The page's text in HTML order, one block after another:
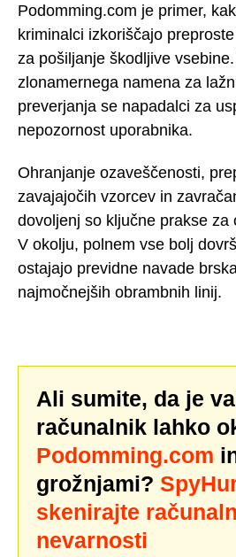
Podomming.com je primer,
kriminalci izkoriščajo
za pošiljanje škodljive
zlonamernega namena za
preverjanja se napadalci za
nepozornost uporabnika.
Ohranjanje ozaveščenosti,
zavajajočih vzorcev in
dovoljenj so ključne prakse za
V okolju, polnem vse bolj
ostajajo previdne navade
najmočnejših obrambnih linij.
Ali sumite, da je
računalnik lahko
Podomming.com
grožnjami?
skenirajte
nevarnosti